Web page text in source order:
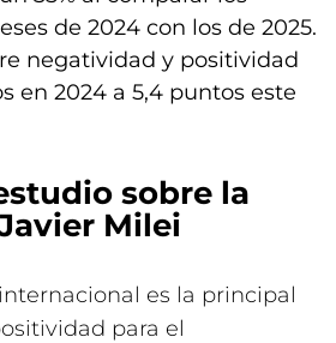
de 2024 con los de 2025.
negatividad y positividad
en 2024 a 5,4 puntos este
sobre la
Milei
es la principal
para el